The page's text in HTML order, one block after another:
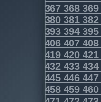
367 368 369
380 381 382
393 394 395
406 407 408
419 420 421
432 433 434
445 446 447
458 459 460